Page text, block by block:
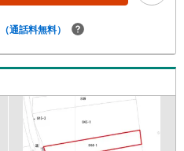
（通話料無料）